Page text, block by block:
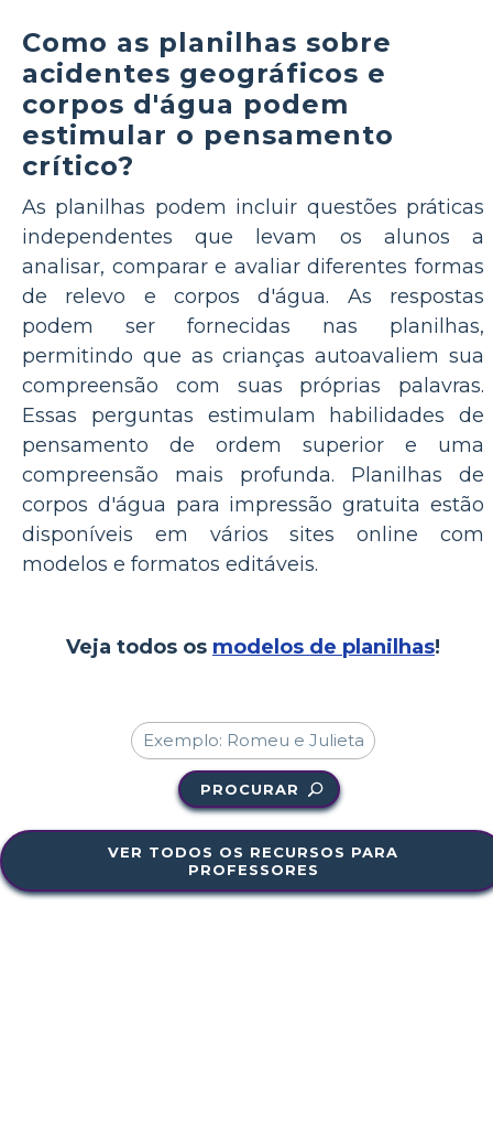
Como as planilhas sobre
acidentes geográficos e
corpos d'água podem
estimular o pensamento
crítico?
As planilhas podem incluir questões práticas
independentes que levam os alunos a
analisar, comparar e avaliar diferentes formas
de relevo e corpos d'água. As respostas
podem ser fornecidas nas planilhas,
permitindo que as crianças autoavaliem sua
compreensão com suas próprias palavras.
Essas perguntas estimulam habilidades de
pensamento de ordem superior e uma
compreensão mais profunda. Planilhas de
corpos d'água para impressão gratuita estão
disponíveis em vários sites online com
modelos e formatos editáveis.
Veja todos os modelos de planilhas!
PROCURAR
VER TODOS OS RECURSOS PARA
PROFESSORES